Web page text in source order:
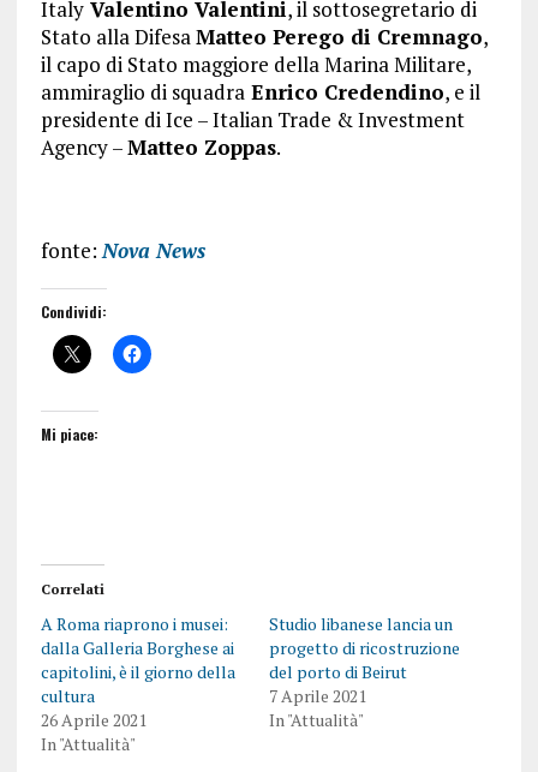
ItalyValentino Valentini, il sottosegretario di
Stato alla DifesaMatteo Perego di Cremnago,
il capo di Stato maggiore della Marina Militare,
ammiraglio di squadraEnrico Credendino, e il
presidente di Ice – Italian Trade & Investment
Agency –Matteo Zoppas.
fonte:Nova News
Condividi:
Mi piace:
Correlati
A Roma riaprono i musei:
dalla Galleria Borghese ai
capitolini, è il giorno della
cultura
26 Aprile 2021
In "Attualità"
Studio libanese lancia un
progetto di ricostruzione
del porto di Beirut
7 Aprile 2021
In "Attualità"